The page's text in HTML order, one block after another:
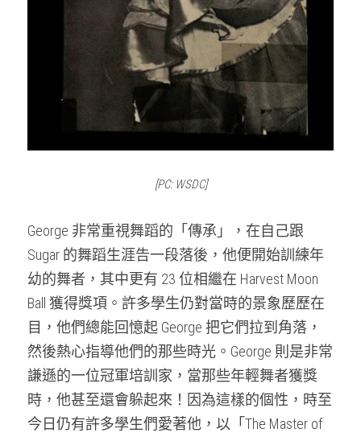
[PC: WSDC]
George 非常重視舞蹈的「傳承」，在自己跟
Sugar 的舞蹈生涯告一段落後，他便開始訓練年
幼的舞者，其中更有 23 位相繼在 Harvest Moon
Ball 獲得獎項。許多學生仍對當時的景象歷歷在
目，他們總能回憶起 George 把它們拉到角落，
然後熱心指導他們的那些時光。George 則是非常
謙遜的一位冠軍培訓家，當那些年輕舞者獲獎
時，他甚至還會躲起來！因為這樣的個性，時至
今日仍有許多學生們愛著他，以「The Master of